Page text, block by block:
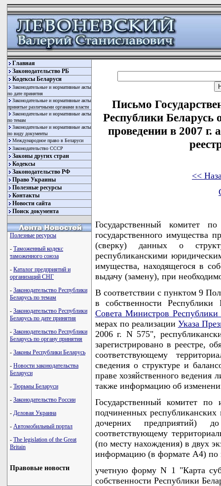
Главная
Законодательство РБ
Кодексы Беларуси
Законодательные и нормативные акты
по дате принятия
Законодательные и нормативные акты
принятые различными органами власти
Законодательные и нормативные акты
по темам
Законодательные и нормативные акты
по виду документы
Международное право в Беларуси
Законодательство СССР
Законы других стран
Кодексы
Законодательство РФ
Право Украины
Полезные ресурсы
Контакты
Новости сайта
Поиск документа
Полезные ресурсы
- Таможенный кодекс
таможенного союза
- Каталог предприятий и
организаций СНГ
- Законодательство Республики
Беларусь по темам
- Законодательство Республики
Беларусь по дате принятия
- Законодательство Республики
Беларусь по органу принятия
- Законы Республики Беларусь
- Новости законодательства
Беларуси
- Тюрьмы Беларуси
- Законодательство России
- Деловая Украина
- Автомобильный портал
- The legislation of the Great
Britain
Правовые новости
Письмо
Республики Беларусь
проведении в 2007 г.
<<
Государственный комитет
государственного имущества
(сверку) данных о
республиканскими
имущества, находящегося в
выдачу (замену), при
В соответствии с пунктом 9
в собственности Республики
Совета Министров Республики
мерах по реализации Указа
2006 г. N 575",
зарегистрировано в реестре,
соответствующему
сведения о структуре и
праве хозяйственного ведения
также информацию об
Государственный комитет по
подчиненных
дочерних предприятий)
соответствующему
(по месту нахождения) в двух
информацию (в формате А4) по
учетную форму N 1 "Карта
собственности Республики